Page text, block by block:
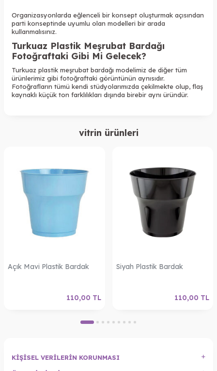
Organizasyonlarda eğlenceli bir konsept oluşturmak açısından
parti konseptinde uyumlu olan modelleri bir arada
kullanmalısınız.
Turkuaz Plastik Meşrubat Bardağı
Fotoğraftaki Gibi Mi Gelecek?
Turkuaz plastik meşrubat bardağı modelimiz de diğer tüm
ürünlerimiz gibi fotoğraftaki görüntünün aynısıdır.
Fotoğrafların tümü kendi stüdyolarımızda çekilmekte olup, flaş
kaynaklı küçük ton farklılıkları dışında birebir aynı üründür.
vitrin ürünleri
Açık Mavi Plastik Bardak
110,00 TL
Siyah Plastik Bardak
110,00 TL
KIŞISEL VERILERIN KORUNMASI